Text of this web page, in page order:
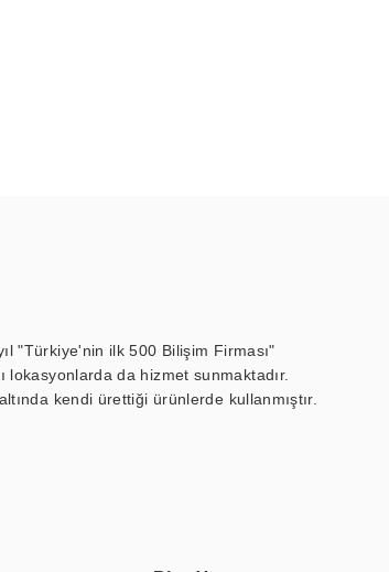
"Türkiye'nin ilk 500 Bilişim Firması"
lokasyonlarda da hizmet sunmaktadır.
kendi ürettiği ürünlerde kullanmıştır.